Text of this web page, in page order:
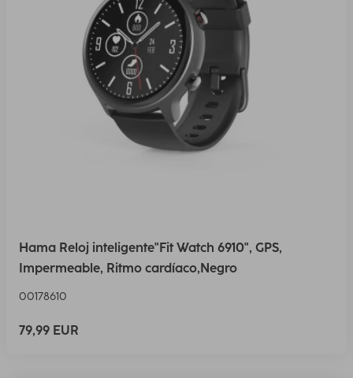
Hama Reloj inteligente"Fit Watch 6910", GPS,
Impermeable, Ritmo cardíaco,Negro
00178610
79,99 EUR